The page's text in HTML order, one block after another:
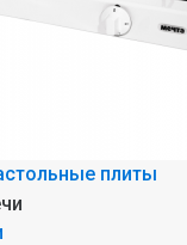
плиты